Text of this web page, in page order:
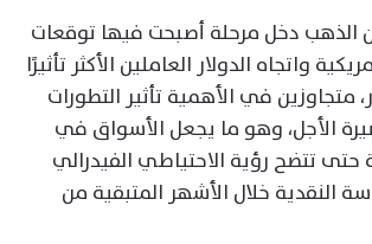
الذهب دخل مرحلة أصبحت فيها توقعات
واتجاه الدولار العاملين الأكثر تأثيرًا
متجاوزين في الأهمية تأثير التطورات
الأجل، وهو ما يجعل الأسواق في
حتى تتضح رؤية الاحتياطي الفيدرالي
النقدية خلال الأشهر المتبقية من